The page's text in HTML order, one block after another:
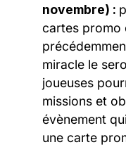
novembre) :
cartes promo
miracle le
joueuses
missions et
évènement
une carte